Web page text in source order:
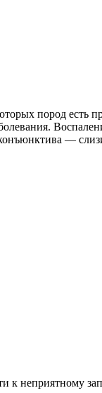
пород есть
—
к неприятному